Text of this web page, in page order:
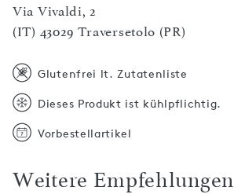
Via Vivaldi, 2
(IT) 43029 Traversetolo (PR)
Glutenfrei lt. Zutatenliste
Dieses Produkt ist kühlpflichtig.
Vorbestellartikel
Weitere Empfehlungen